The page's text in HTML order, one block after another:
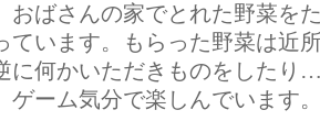
おばさんの家でとれた野菜を
ています。もらった野菜は近
に何かいただきものをした
ゲーム気分で楽しんでいます